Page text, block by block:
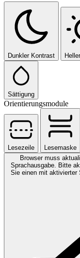
Dunkler Kontrast
Sättigung
Orientierungsmodule
Lesezeile
Lesemaske
Browser muss
Sprachausgabe. Bitte
Sie einen mit aktivierter